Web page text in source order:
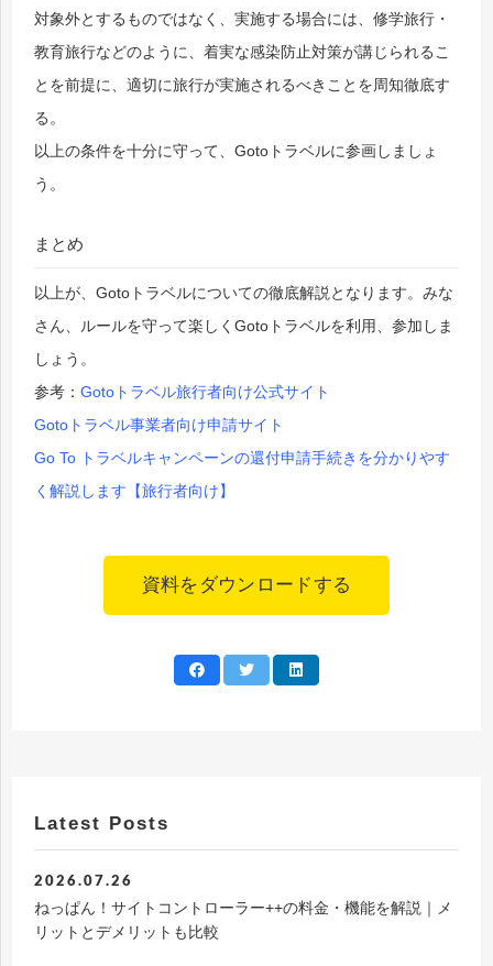
対象外とするものではなく、実施する場合には、修学旅行・
教育旅行などのように、着実な感染防止対策が講じられるこ
とを前提に、適切に旅行が実施されるべきことを周知徹底す
る。
以上の条件を十分に守って、Gotoトラベルに参画しましょ
う。
まとめ
以上が、Gotoトラベルについての徹底解説となります。みな
さん、ルールを守って楽しくGotoトラベルを利用、参加しま
しょう。
参考：Gotoトラベル旅行者向け公式サイト
Gotoトラベル事業者向け申請サイト
Go To トラベルキャンペーンの還付申請手続きを分かりやす
く解説します【旅行者向け】
資料をダウンロードする
Latest Posts
2026.07.26
ねっぱん！サイトコントローラー++の料金・機能を解説｜メ
リットとデメリットも比較